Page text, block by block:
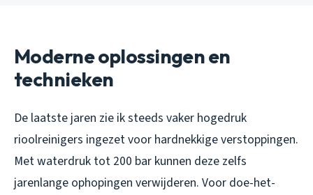
Moderne oplossingen en
technieken
De laatste jaren zie ik steeds vaker hogedruk
rioolreinigers ingezet voor hardnekkige verstoppingen.
Met waterdruk tot 200 bar kunnen deze zelfs
jarenlange ophopingen verwijderen. Voor doe-het-